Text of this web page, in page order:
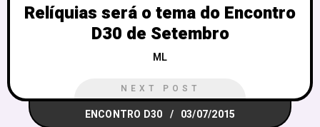
Relíquias será o tema do Encontro
D30 de Setembro
ML
NEXT POST
ENCONTRO D30 03/07/2015